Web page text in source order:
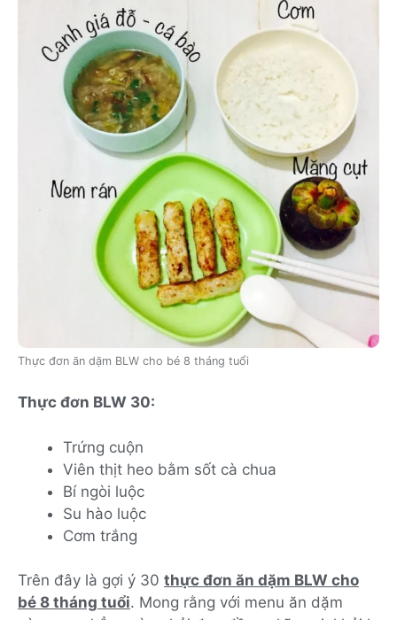
Thực đơn ăn dặm BLW cho bé 8 tháng tuổi
Thực đơn BLW 30:
Trứng cuộn
Viên thịt heo bằm sốt cà chua
Bí ngòi luộc
Su hào luộc
Cơm trắng
Trên đây là gợi ý 30 thực đơn ăn dặm BLW cho
bé 8 tháng tuổi. Mong rằng với menu ăn dặm